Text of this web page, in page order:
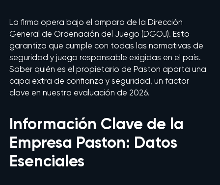
La firma opera bajo el amparo de la Dirección
General de Ordenación del Juego (DGOJ). Esto
garantiza que cumple con todas las normativas de
seguridad y juego responsable exigidas en el país.
Saber quién es el propietario de Paston aporta una
capa extra de confianza y seguridad, un factor
clave en nuestra evaluación de 2026.
Información Clave de la
Empresa Paston: Datos
Esenciales